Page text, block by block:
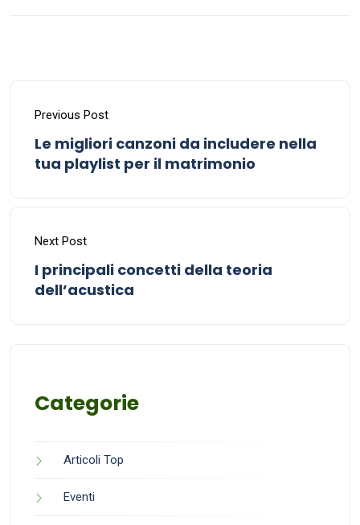
Previous Post
Le migliori canzoni da includere nella
tua playlist per il matrimonio
Next Post
I principali concetti della teoria
dell’acustica
Categorie
Articoli Top
Eventi